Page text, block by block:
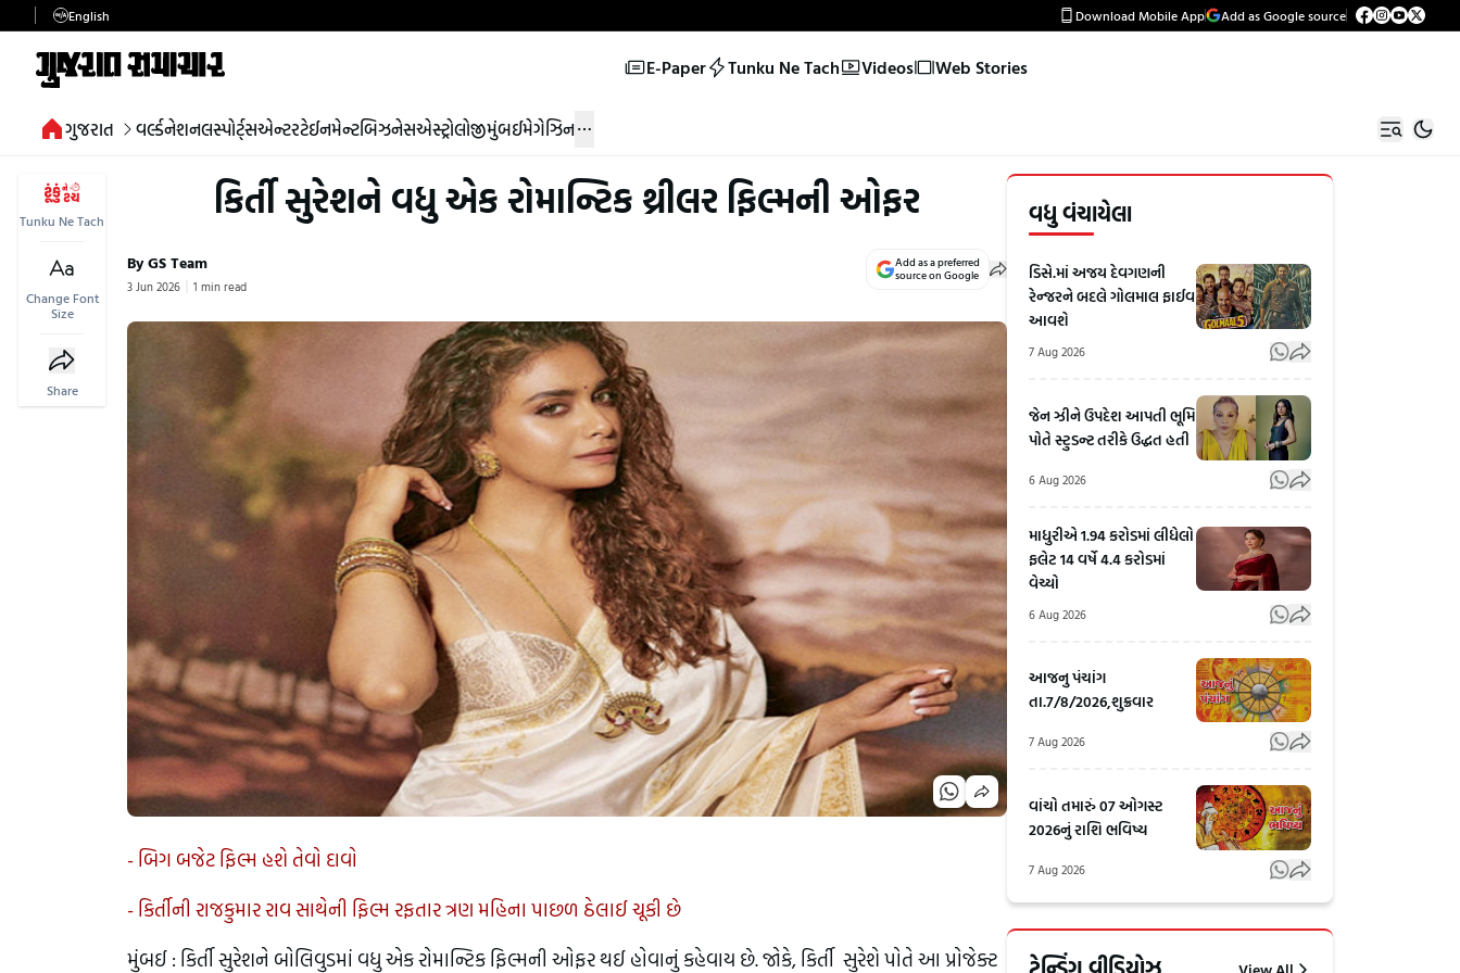
English Download Mobile App Add as Google source
E-Paper Tunku Ne Tach Videos Web Stories
ગુજરાત વર્લ્ડનેશનલસ્પોર્ટ્સએન્ટરટેઈનમેન્ટબિઝનેસએસ્ટ્રોલોજીમુંબઈમેગેઝિન
Tunku Ne Tach
Change Font
Size
Share
કિર્તી સુરેશને વધુ એક રોમાન્ટિક થ્રીલર ફિલ્મની ઓફર
By GS Team
3 Jun 2026 1 min read
Add as a preferred
source on Google
- બિગ બજેટ ફિલ્મ હશે તેવો દાવો
- કિર્તીની રાજકુમાર રાવ સાથેની ફિલ્મ રફતાર ત્રણ મહિના પાછળ ઠેલાઈ ચૂકી છે
મુંબઈ : કિર્તી સુરેશને બોલિવુડમાં વધુ એક રોમાન્ટિક ફિલ્મની ઓફર થઈ હોવાનું કહેવાય છે. જોકે, કિર્તી સુરેશે પોતે આ પ્રોજેક્ટ
વધુ વંચાયેલા
ડિસે.માં અજય દેવગણની
રેન્જરને બદલે ગોલમાલ ફાઈવ
આવશે
7 Aug 2026
જેન ઝીને ઉપદેશ આપતી ભૂમિ
પોતે સ્ટુડન્ટ તરીકે ઉદ્ધત હતી
6 Aug 2026
માધુરીએ 1.94 કરોડમાં લીધેલો
ફલેટ 14 વર્ષે 4.4 કરોડમાં
વેચ્યો
6 Aug 2026
આજનુ પંચાંગ
તા.7/8/2026,શુક્રવાર
7 Aug 2026
વાંચો તમારું 07 ઓગસ્ટ
2026નું રાશિ ભવિષ્ય
7 Aug 2026
Rahul
Gandhi's
અલમોડાના
રવિ ટમ્ટાએ